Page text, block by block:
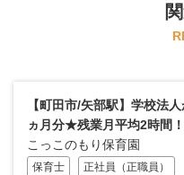
【町田市/矢部駅】学校法
ヵ月分★残業月平均2時間
こっこのもり保育園
保育士 正社員（正職員）